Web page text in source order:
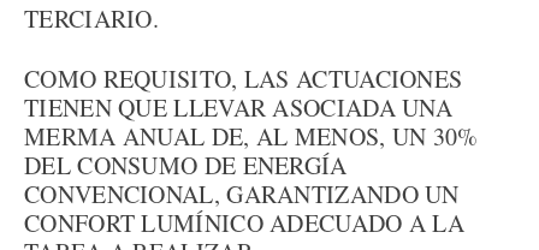
TERCIARIO.
COMO REQUISITO, LAS ACTUACIONES
TIENEN QUE LLEVAR ASOCIADA UNA
MERMA ANUAL DE, AL MENOS, UN 30%
DEL CONSUMO DE ENERGÍA
CONVENCIONAL, GARANTIZANDO UN
CONFORT LUMÍNICO ADECUADO A LA